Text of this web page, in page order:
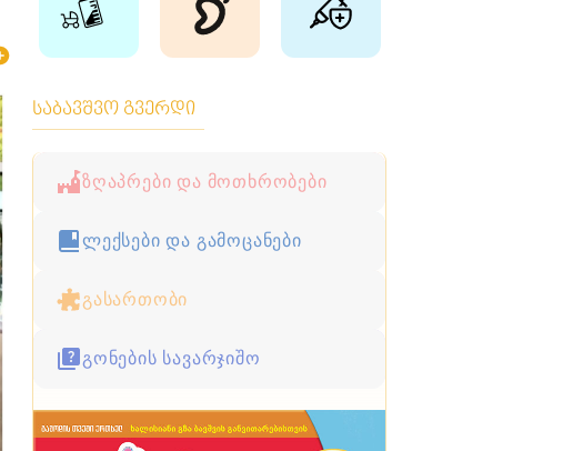
საბავშვო გვერდი
ზღაპრები და მოთხრობები
ლექსები და გამოცანები
გასართობი
გონების სავარჯიშო